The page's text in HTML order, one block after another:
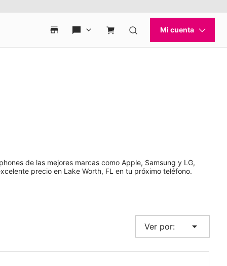
de las mejores marcas como Apple, Samsung y LG,
precio en Lake Worth, FL en tu próximo teléfono.
Ver por: arrow_drop_down